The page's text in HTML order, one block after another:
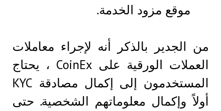
موقع مزود الخدمة.
من الجدير بالذكر أنه لإجراء معاملات
العملات الورقية على CoinEx ، يحتاج
المستخدمون إلى إكمال مصادقة KYC
أولاً وإكمال معلوماتهم الشخصية. حتى